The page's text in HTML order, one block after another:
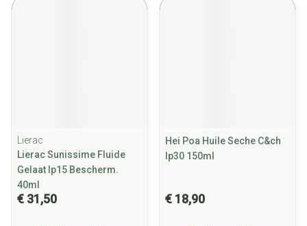
Lierac
Lierac Sunissime Fluide
Gelaat Ip15 Bescherm.
40ml
€ 31,50
Hei Poa Huile Seche C&ch
Ip30 150ml
€ 18,90